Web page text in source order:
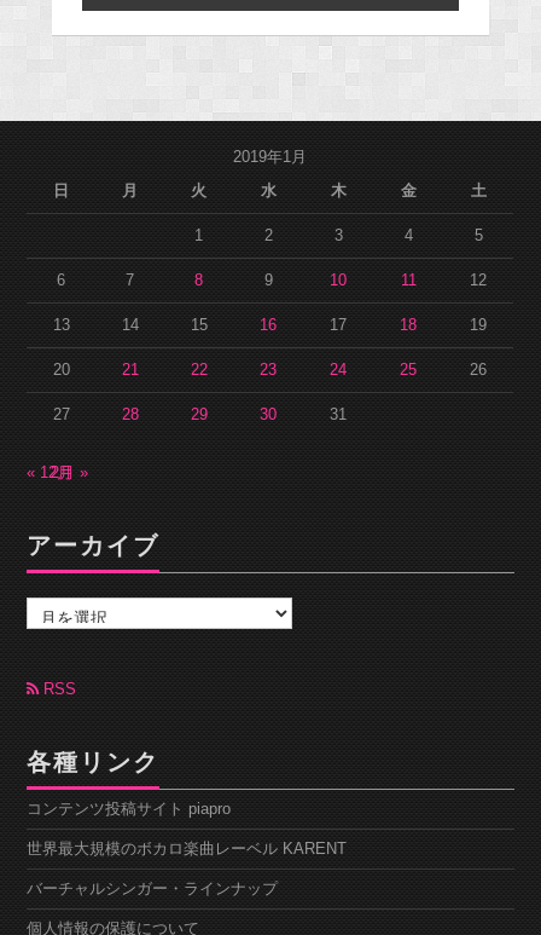
2019年1月
日
月 火 水 木 金 土
1 2 3 4 5
6 7 8 9 10 11 12
13 14 15 16 17 18 19
20 21 22 23 24 25 26
27 28 29 30 31
« 12月2月 »
アーカイブ
カ
ブRSS
各種リンク
コンテンツ投稿サイト piapro
世界最大規模のボカロ楽曲レーベル KARENT
バーチャルシンガー・ラインナップ
個人情報の保護について